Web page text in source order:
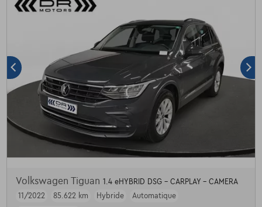
Volkswagen Tiguan 1.4 eHYBRID DSG - CARPLAY - CAMERA
11/2022
85.622 km Hybride
Automatique